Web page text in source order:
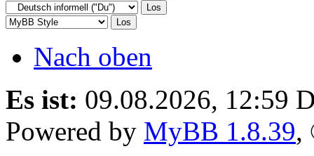
Nach oben
Es ist: 09.08.2026, 12:59
Powered by MyBB 1.8.39,